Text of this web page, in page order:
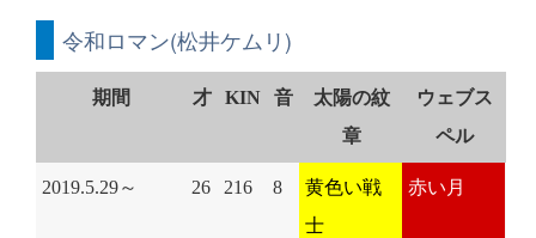
令和ロマン(松井ケムリ)
期間 才 KIN 音
太陽の紋
章
ウェブス
ペル
2019.5.29～ 26 216 8
黄色い戦
士
赤い月